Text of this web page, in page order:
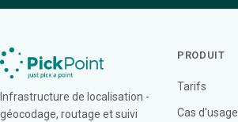
Infrastructure de localisation -
géocodage, routage et suivi
PRODUIT
Tarifs
Cas d'usage